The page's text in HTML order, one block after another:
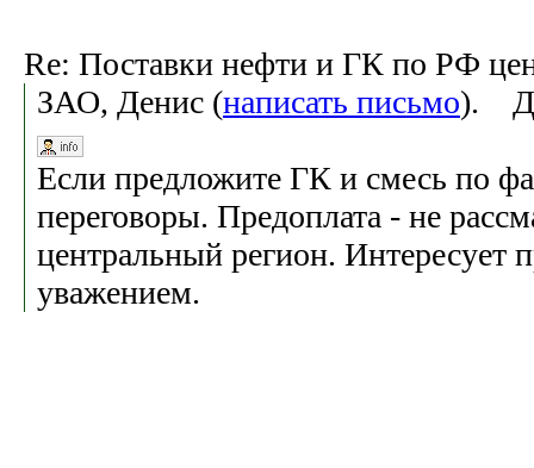
Re: Поставки нефти и ГК по РФ
ЗАО, Денис (написать письмо).
Если предложите ГК и смесь по
переговоры. Предоплата - не
центральный регион. Интересует
уважением.